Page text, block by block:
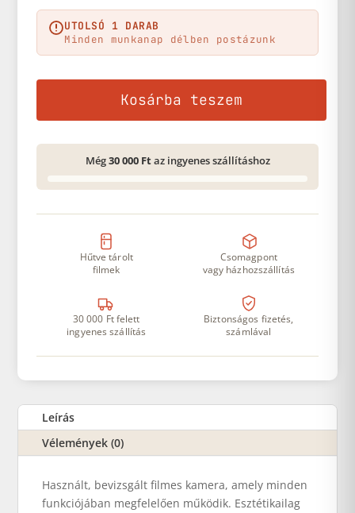
UTOLSÓ 1 DARAB
Minden munkanap délben postázunk
Kosárba teszem
Még30 000 Ftaz ingyenes szállításhoz
Hűtve tárolt
filmek
Csomagpont
vagy házhozszállítás
30 000 Ft felett
ingyenes szállítás
Biztonságos fizetés,
számlával
Leírás
Vélemények (0)
Használt, bevizsgált filmes kamera, amely minden
funkciójában megfelelően működik. Esztétikailag